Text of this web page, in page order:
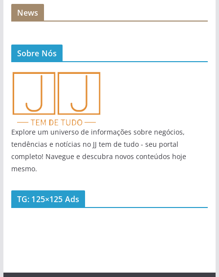
News
Sobre Nós
Explore um universo de informações sobre negócios,
tendências e notícias no JJ tem de tudo - seu portal
completo! Navegue e descubra novos conteúdos hoje
mesmo.
TG: 125×125 Ads